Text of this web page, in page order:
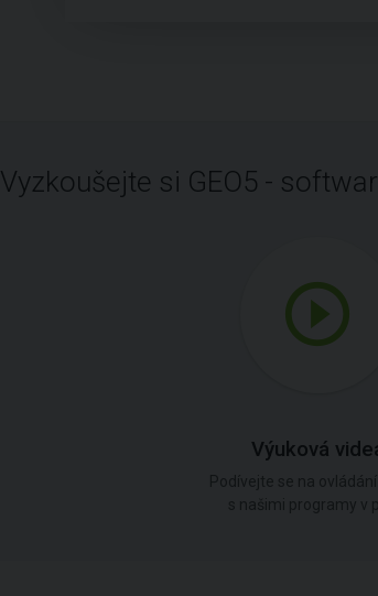
Vyzkoušejte si GEO5 -
Výuková